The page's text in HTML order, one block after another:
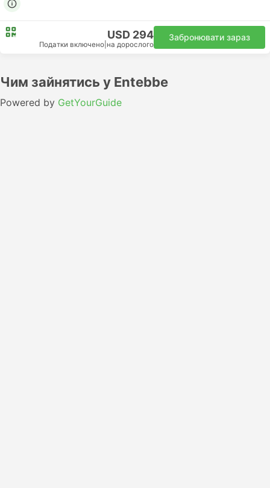
USD 294
Податки включено на дорослого
Забронювати зараз
Чим зайнятись у Entebbe
Powered by GetYourGuide